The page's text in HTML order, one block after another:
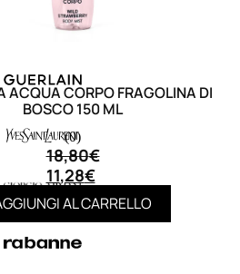
ACQUA CORPO FRAGOLINA DI
BOSCO 150 ML
(0)
18,80€
11,28€
AL CARRELLO